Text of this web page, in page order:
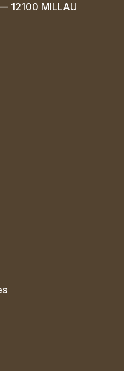
12100 MILLAU